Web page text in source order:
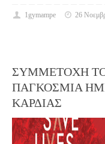
1gymampe 26
ΣΥΜΜΕΤΟΧΗ
ΠΑΓΚΟΣΜΙΑ
ΚΑΡΔΙΑΣ